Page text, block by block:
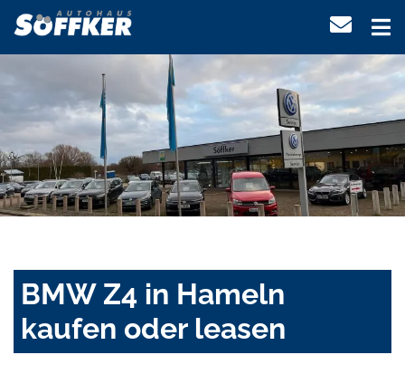
BMW Z4 in Hameln
kaufen oder leasen